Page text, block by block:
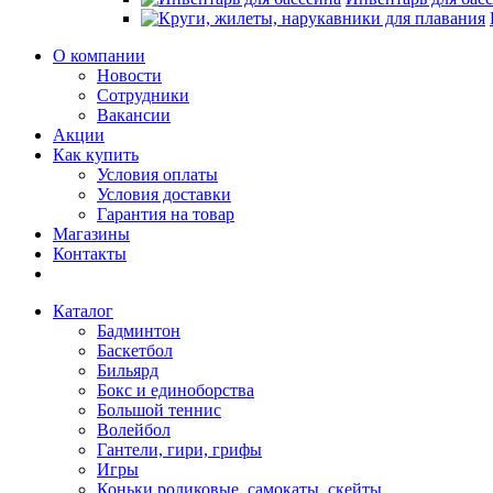
О компании
Новости
Сотрудники
Вакансии
Акции
Как купить
Условия оплаты
Условия доставки
Гарантия на товар
Магазины
Контакты
Каталог
Бадминтон
Баскетбол
Бильярд
Бокс и единоборства
Большой теннис
Волейбол
Гантели, гири, грифы
Игры
Коньки роликовые, самокаты, скейты